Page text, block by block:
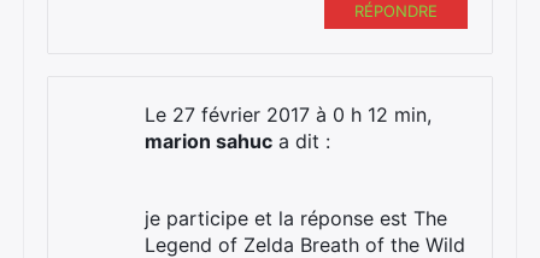
RÉPONDRE
Le 27 février 2017 à 0 h 12 min,
marion sahuc a dit :
je participe et la réponse est The
Legend of Zelda Breath of the Wild